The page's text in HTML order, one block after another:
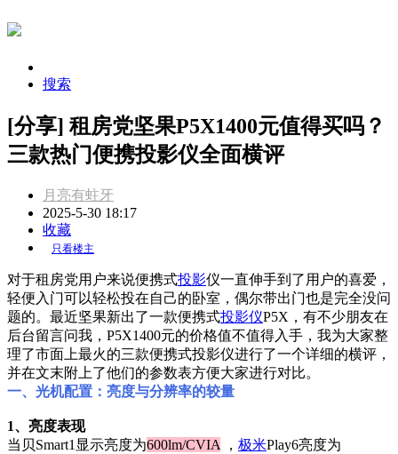
搜索
[分享] 租房党坚果P5X1400元值得买吗？
三款热门便携投影仪全面横评
月亮有蛀牙
2025-5-30 18:17
收藏
只看楼主
对于租房党用户来说便携式投影仪一直伸手到了用户的喜爱，
轻便入门可以轻松投在自己的卧室，偶尔带出门也是完全没问
题的。最近坚果新出了一款便携式投影仪P5X，有不少朋友在
后台留言问我，P5X1400元的价格值不值得入手，我为大家整
理了市面上最火的三款便携式投影仪进行了一个详细的横评，
并在文末附上了他们的参数表方便大家进行对比。
一、光机配置：亮度与分辨率的较量
1、亮度表现
当贝Smart1显示亮度为600lm/CVIA ， 极米Play6亮度为